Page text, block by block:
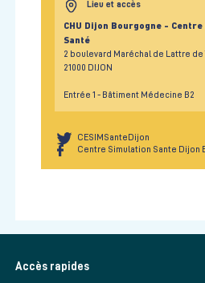
Lieu et accès
CHU Dijon Bourgogne -
Santé
2 boulevard Maréchal de Lattre de
21000 DIJON
Entrée 1 - Bâtiment Médecine B2
CESIMSanteDijon
Centre Simulation Sante Dijon
Accès rapides